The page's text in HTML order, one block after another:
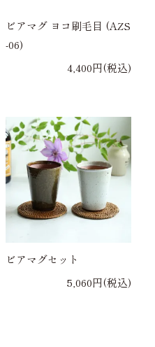
ビアマグ ヨコ刷毛目 (AZS
-06)
4,400円(税込)
ビアマグセット
5,060円(税込)